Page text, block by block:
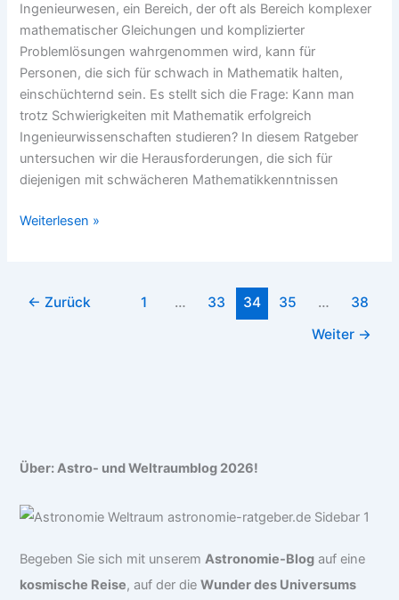
Ingenieurwesen, ein Bereich, der oft als Bereich komplexer
mathematischer Gleichungen und komplizierter
Problemlösungen wahrgenommen wird, kann für
Personen, die sich für schwach in Mathematik halten,
einschüchternd sein. Es stellt sich die Frage: Kann man
trotz Schwierigkeiten mit Mathematik erfolgreich
Ingenieurwissenschaften studieren? In diesem Ratgeber
untersuchen wir die Herausforderungen, die sich für
diejenigen mit schwächeren Mathematikkenntnissen
Ingenieur
Kann
Weiterlesen »
← Zurück 1 … 33 34 35 …
38
Weiter →
Über: Astro- und Weltraumblog 2026!
Begeben Sie sich mit unseremAstronomie-Blog auf eine
kosmische Reise, auf der dieWunder des Universums